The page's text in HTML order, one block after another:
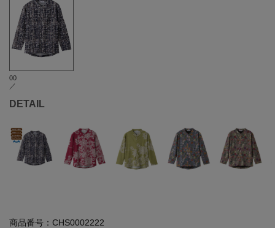
00
／
DETAIL
商品番号： CHS0002222